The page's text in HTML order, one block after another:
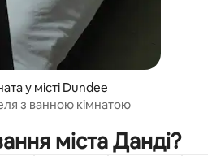
у місті Dundee
з ванною кімнатою
міста Данді?